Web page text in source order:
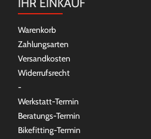
Warenkorb
Zahlungsarten
Versandkosten
Widerrufsrecht
-
Werkstatt-Termin
Beratungs-Termin
Bikefitting-Termin